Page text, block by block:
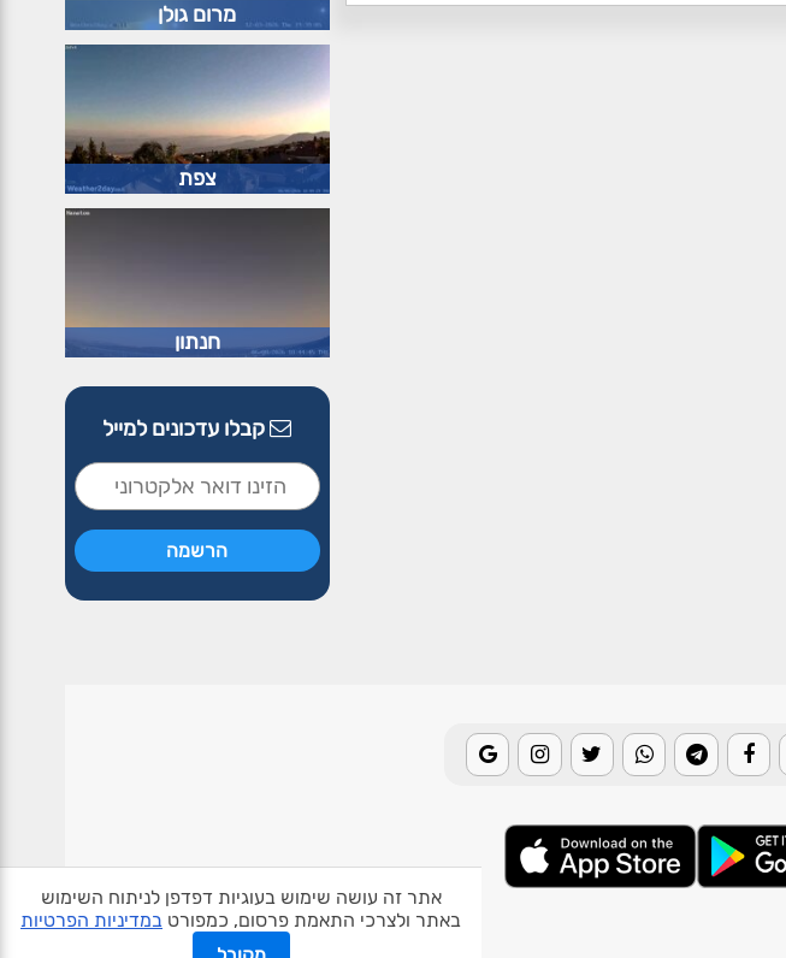
אתר זה עושה שימוש בעוגיות דפדפן לניתוח השימוש
באתר ולצרכי התאמת פרסום, כמפורט במדיניות הפרטיות
מרום גולן
צפת
חנתון
קבלו עדכונים למייל
אודות האתר פרטיות תנאי שימוש צור קשר בעלי אתרים